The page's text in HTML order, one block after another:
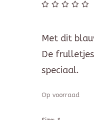
Met dit
De
speciaal.
Op voorraad